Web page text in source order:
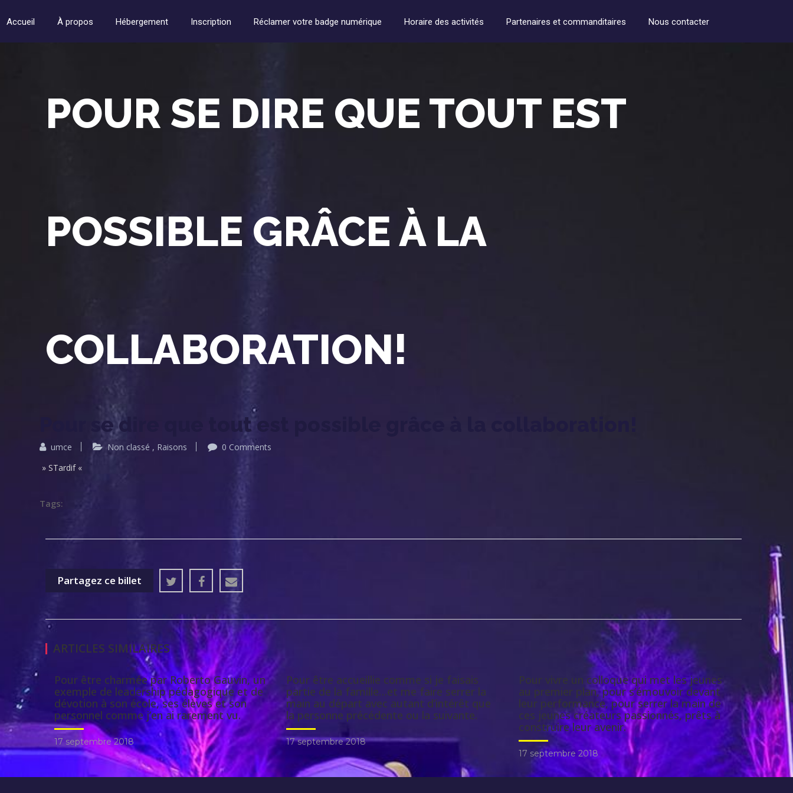
Accueil À propos Hébergement Inscription Réclamer votre badge numérique Horaire des activités Partenaires et commanditaires Nous contacter
POUR SE DIRE QUE TOUT EST
POSSIBLE GRÂCE À LA
COLLABORATION!
Pour se dire que tout est possible grâce à la collaboration!
umce Non classé , Raisons
0 Comments
» STardif «
Tags:
Partagez ce billet
ARTICLES SIMILAIRES
Pour être charmée par Roberto Gauvin, un
exemple de leadership pédagogique et de
dévotion à son école, ses élèves et son
personnel comme j’en ai rarement vu.
17 septembre 2018
Pour être accueillie comme si je faisais
partie de la famille…et me faire serrer la
main au départ avec autant d’intérêt que
la personne précédente ou la suivante.
17 septembre 2018
Pour vivre un colloque qui met les jeunes
au premier plan, pour s’émouvoir devant
leur performance, pour serrer la main de
ces jeunes créateurs passionnés, prêts à
construire leur avenir.
17 septembre 2018